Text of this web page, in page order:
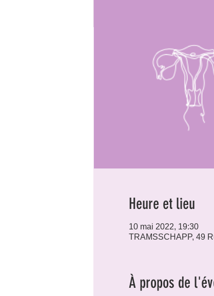
Heure et lieu
10 mai 2022, 19:30
TRAMSSCHAPP, 49
À propos de